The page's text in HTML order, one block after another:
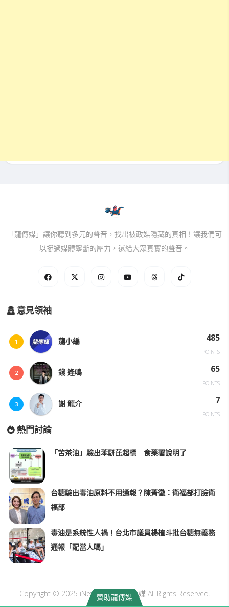
「龍傳媒」讓你聽到多元的聲音，找出被政媒隱藏的真相！讓我們可
以挺過媒體壟斷的壓力，還給大眾真實的聲音。
意見領袖
1 龍小編 485
POINTS
2 錢 逢鳴 65
POINTS
3 謝 龍介 7
POINTS
熱門討論
「苦茶油」驗出苯駢芘超標 食藥署說明了
台糖驗出毒油原料不用通報？陳菁徽：衛福部打臉衛
福部
毒油是系統性人禍！台北市議員楊植斗批台糖無義務
通報「配當人嗎」
Copyright © 2025 iNews Long｜龍傳媒 All Rights Reserved.
贊助龍傳媒